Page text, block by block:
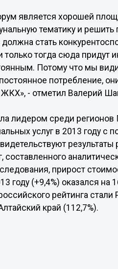
является хорошей
тематику и решить
стать
тогда сюда придут
Потому что мы
потребление,
ЖКХ», - отметил Валерий
лидером среди
услуг в 2013 году с
результаты
составленного
прирост
году (+9,4%) оказался на
рейтинга стали
край (112,7%).